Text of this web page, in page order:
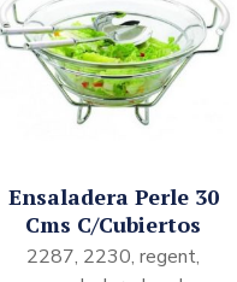
Ensaladera Perle 30
Cms C/Cubiertos
2287, 2230, regent,